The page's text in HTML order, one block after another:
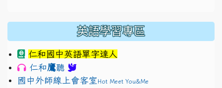
英語學習專區
仁和國中英語單字達人
仁和鷹聽
國中外師線上會客室Hot Meet You&Me